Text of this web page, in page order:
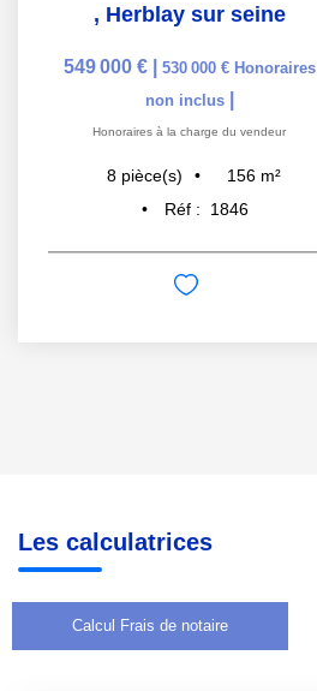
, Herblay sur seine
549 000 € 530 000 € Honoraires
non inclus
Honoraires à la charge du vendeur
8 pièce(s) 156 m²
Réf :
1846
Les calculatrices
Calcul Frais de notaire